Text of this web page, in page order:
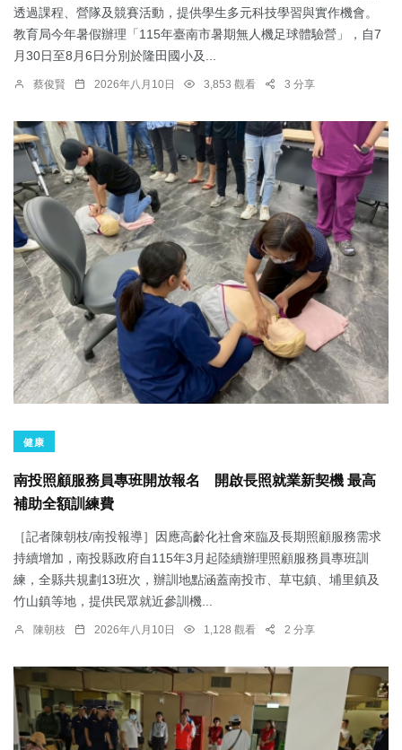
透過課程、營隊及競賽活動，提供學生多元科技學習與實作機會。
教育局今年暑假辦理「115年臺南市暑期無人機足球體驗營」，自7
月30日至8月6日分別於隆田國小及...
蔡俊賢 2026年八月10日 3,853 觀看 3 分享
健康
南投照顧服務員專班開放報名 開啟長照就業新契機 最高
補助全額訓練費
［記者陳朝枝/南投報導］因應高齡化社會來臨及長期照顧服務需求
持續增加，南投縣政府自115年3月起陸續辦理照顧服務員專班訓
練，全縣共規劃13班次，辦訓地點涵蓋南投市、草屯鎮、埔里鎮及
竹山鎮等地，提供民眾就近參訓機...
陳朝枝 2026年八月10日 1,128 觀看 2 分享